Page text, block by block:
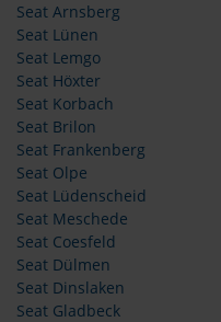
Seat Arnsberg
Seat Lünen
Seat Lemgo
Seat Höxter
Seat Korbach
Seat Brilon
Seat Frankenberg
Seat Olpe
Seat Lüdenscheid
Seat Meschede
Seat Coesfeld
Seat Dülmen
Seat Dinslaken
Seat Gladbeck